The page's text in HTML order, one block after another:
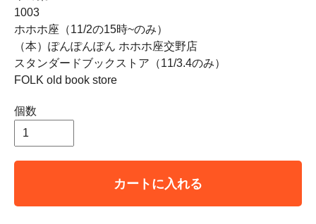
1003
ホホホ座（11/2の15時~のみ）
（本）ぽんぽんぽん ホホホ座交野店
スタンダードブックストア（11/3.4のみ）
FOLK old book store
個数
カートに入れる